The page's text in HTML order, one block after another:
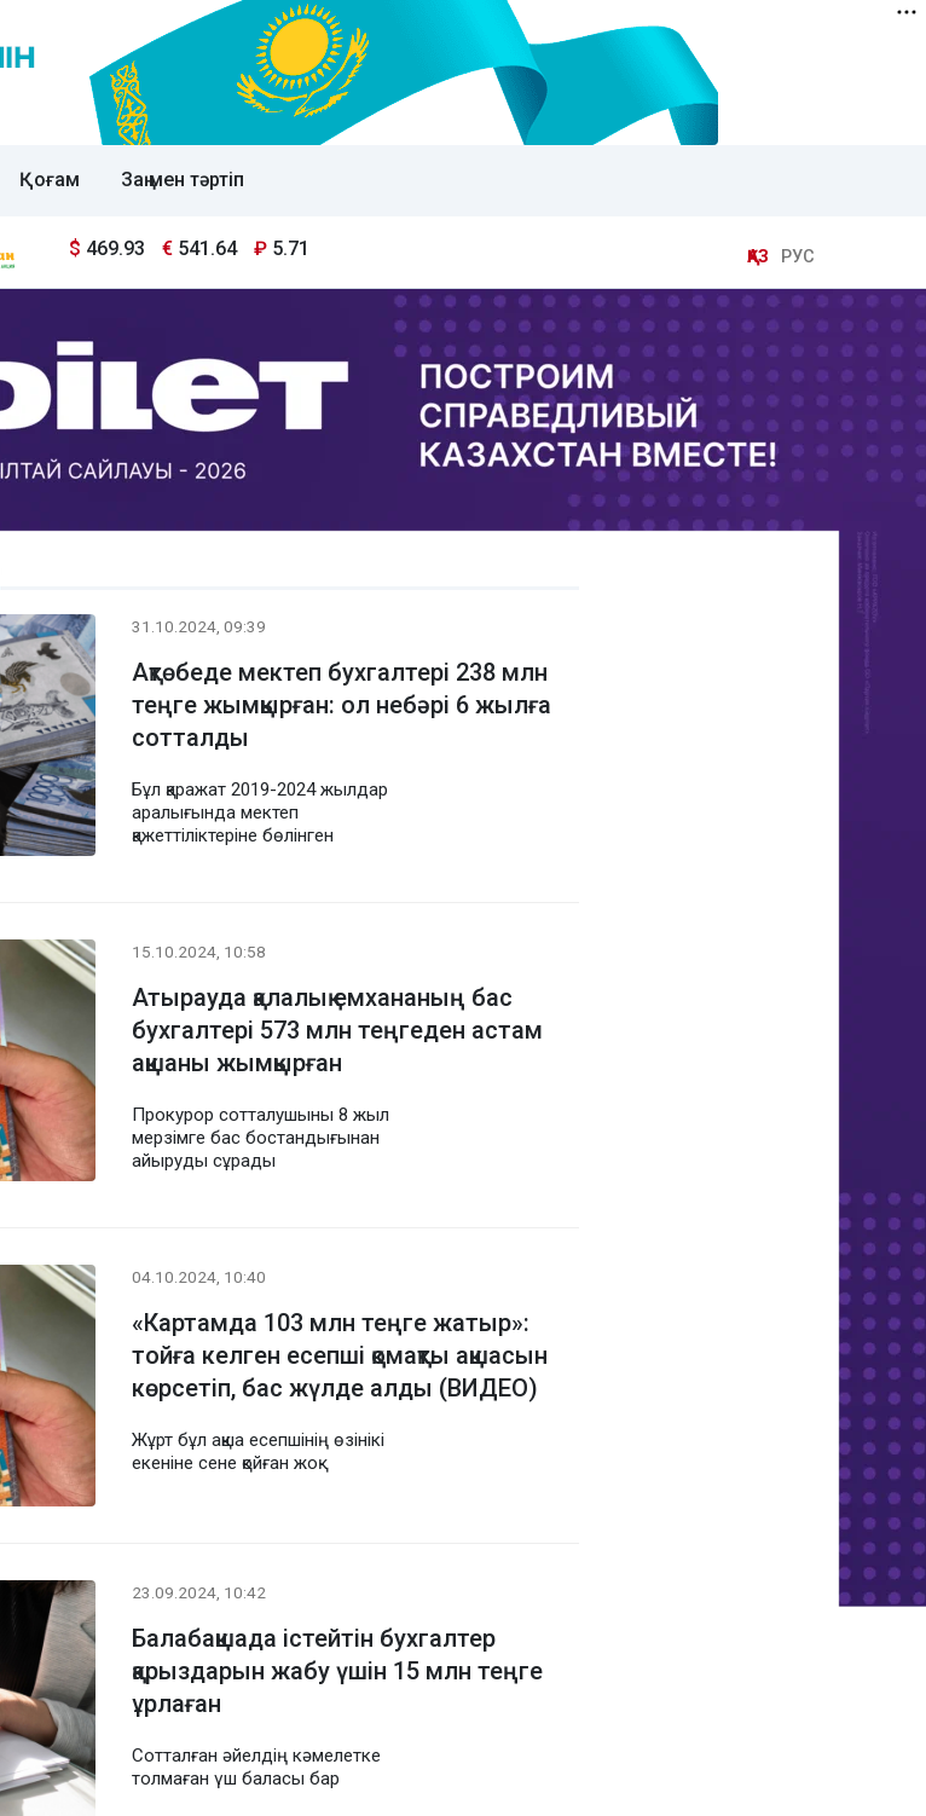
Қоғам Заң мен тәртіп
$ 469.93 € 541.64 ₽ 5.71 ҚАЗ РУС
31.10.2024, 09:39
Ақтөбеде мектеп бухгалтері 238 млн
теңге жымқырған: ол небәрі 6 жылға
сотталды
Бұл қаражат 2019-2024 жылдар
аралығында мектеп
қажеттіліктеріне бөлінген
15.10.2024, 10:58
Атырауда қалалық емхананың бас
бухгалтері 573 млн теңгеден астам
ақшаны жымқырған
Прокурор сотталушыны 8 жыл
мерзімге бас бостандығынан
айыруды сұрады
04.10.2024, 10:40
«Картамда 103 млн теңге жатыр»:
тойға келген есепші қомақты ақшасын
көрсетіп, бас жүлде алды (ВИДЕО)
Жұрт бұл ақша есепшінің өзінікі
екеніне сене қойған жоқ
23.09.2024, 10:42
Балабақшада істейтін бухгалтер
қарыздарын жабу үшін 15 млн теңге
ұрлаған
Сотталған әйелдің кәмелетке
толмаған үш баласы бар